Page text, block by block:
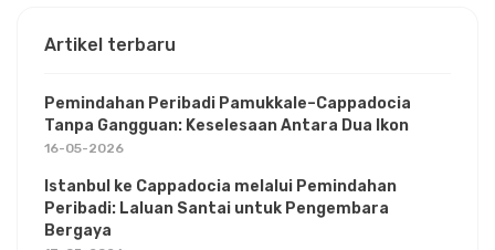
Artikel terbaru
Pemindahan Peribadi Pamukkale–Cappadocia
Tanpa Gangguan: Keselesaan Antara Dua Ikon
16-05-2026
Istanbul ke Cappadocia melalui Pemindahan
Peribadi: Laluan Santai untuk Pengembara
Bergaya